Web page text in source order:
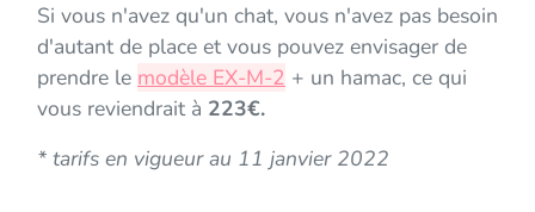
Si vous n'avez qu'un chat, vous n'avez pas besoin
d'autant de place et vous pouvez envisager de
prendre le modèle EX-M-2 + un hamac, ce qui
vous reviendrait à 223€.
* tarifs en vigueur au 11 janvier 2022